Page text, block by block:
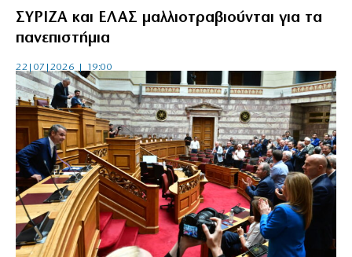
ΣΥΡΙΖΑ και ΕΛΑΣ μαλλιοτραβιούνται για τα
πανεπιστήμια
22|07|2026 | 19:00